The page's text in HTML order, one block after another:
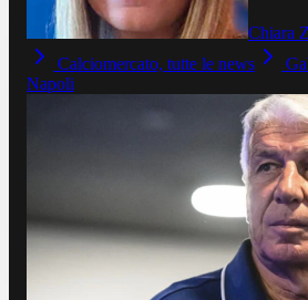
Chiara
Calciomercato, tutte le news
Napoli